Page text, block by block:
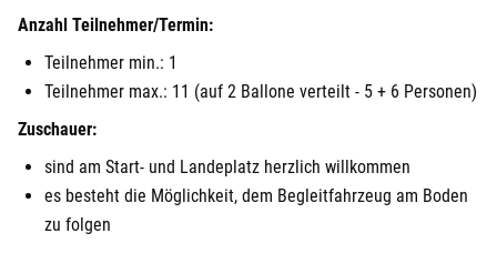
Anzahl Teilnehmer/Termin:
Teilnehmer min.: 1
Teilnehmer max.: 11 (auf 2 Ballone verteilt - 5 + 6 Personen)
Zuschauer:
sind am Start- und Landeplatz herzlich willkommen
es besteht die Möglichkeit, dem Begleitfahrzeug am Boden
zu folgen
Ingolstadt
Jena
Jerichower Land
Kamp-Lintfort